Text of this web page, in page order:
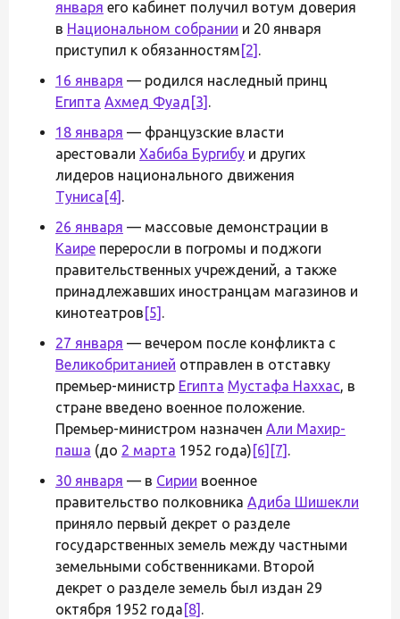
января его кабинет получил вотум доверия
в Национальном собрании и 20 января
приступил к обязанностям [2] .
16 января — родился наследный принц
Египта Ахмед Фуад [3] .
18 января — французские власти
арестовали Хабиба Бургибу и других
лидеров национального движения
Туниса [4] .
26 января — массовые демонстрации в
Каире переросли в погромы и поджоги
правительственных учреждений, а также
принадлежавших иностранцам магазинов и
кинотеатров [5] .
27 января — вечером после конфликта с
Великобританией отправлен в отставку
премьер-министр Египта Мустафа Наххас, в
стране введено военное положение.
Премьер-министром назначен Али Махир-
паша (до 2 марта 1952 года) [6] [7] .
30 января — в Сирии военное
правительство полковника Адиба Шишекли
приняло первый декрет о разделе
государственных земель между частными
земельными собственниками. Второй
декрет о разделе земель был издан 29
октября 1952 года [8] .